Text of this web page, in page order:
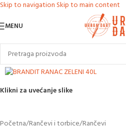
Skip to navigation Skip to main content
MENU
Klikni za uvećanje slike
Početna/Rančevi i torbice/Rančevi